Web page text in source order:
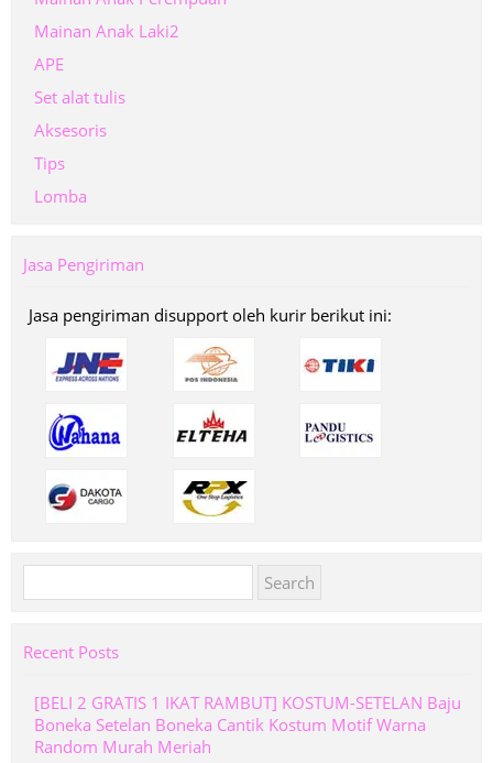
Mainan Anak Laki2
APE
Set alat tulis
Aksesoris
Tips
Lomba
Jasa Pengiriman
Jasa pengiriman disupport oleh kurir berikut ini:
for:
Recent Posts
[BELI 2 GRATIS 1 IKAT RAMBUT] KOSTUM-SETELAN Baju
Boneka Setelan Boneka Cantik Kostum Motif Warna
Random Murah Meriah